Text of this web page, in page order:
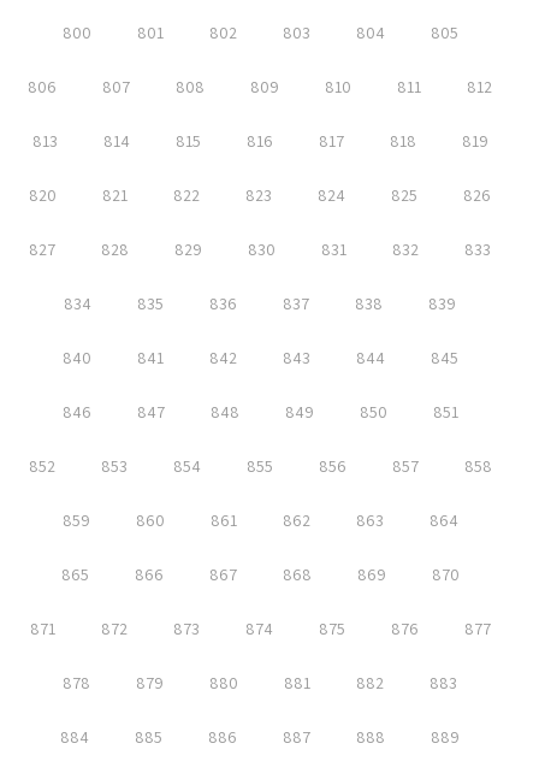
800 801 802 803 804 805
806 807 808 809 810 811 812
813 814 815 816 817 818 819
820 821 822 823 824 825 826
827 828 829 830 831 832 833
834 835 836 837 838 839
840 841 842 843 844 845
846 847 848 849 850 851
852 853 854 855 856 857 858
859 860 861 862 863 864
865 866 867 868 869 870
871 872 873 874 875 876 877
878 879 880 881 882 883
884 885 886 887 888 889